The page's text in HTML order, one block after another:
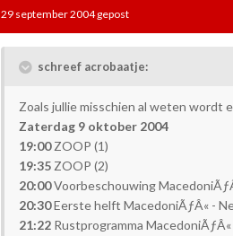
29 september 2004gepost
schreef acrobaatje:
Zoals jullie misschien al weten wordt
Zaterdag 9 oktober 2004
19:00ZOOP (1)
19:35 ZOOP (2)
20:00Voorbeschouwing
20:30Eerste helft MacedoniÃƒÂ« -
21:22 Rustprogramma